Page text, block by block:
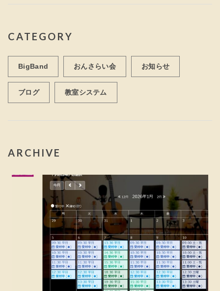
CATEGORY
BigBand おんさらい会 お知らせ
ブログ 教室システム
ARCHIVE